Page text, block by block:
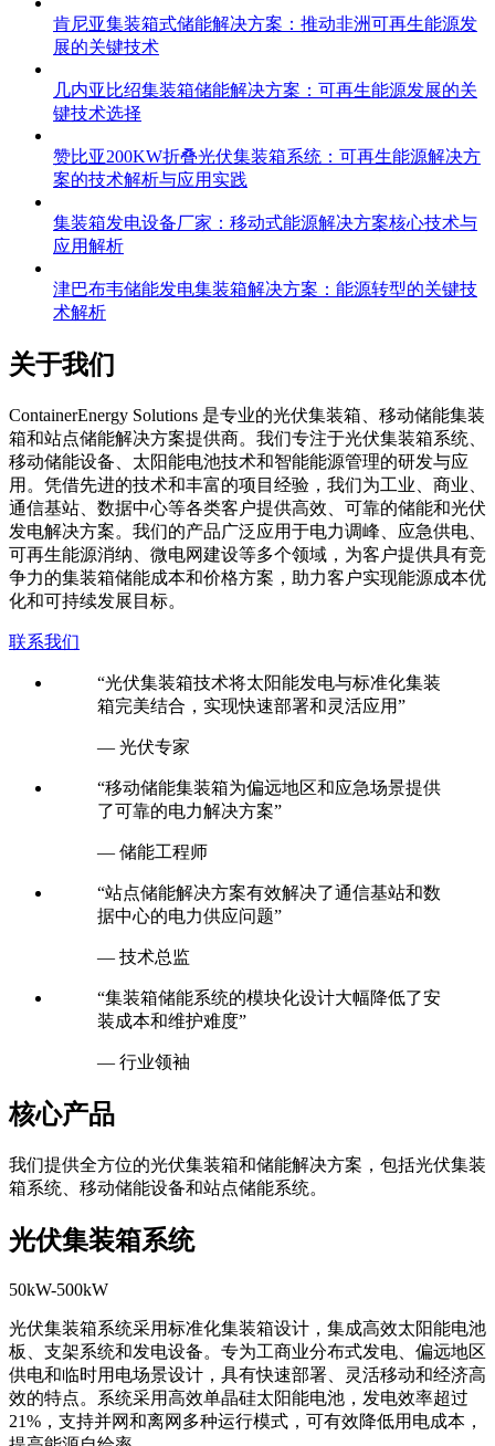
肯尼亚集装箱式储能解决方案：推动非洲可再生能源发
展的关键技术
几内亚比绍集装箱储能解决方案：可再生能源发展的关
键技术选择
赞比亚200KW折叠光伏集装箱系统：可再生能源解决方
案的技术解析与应用实践
集装箱发电设备厂家：移动式能源解决方案核心技术与
应用解析
津巴布韦储能发电集装箱解决方案：能源转型的关键技
术解析
关于我们
ContainerEnergy Solutions 是专业的光伏集装箱、移动储能集装
箱和站点储能解决方案提供商。我们专注于光伏集装箱系统、
移动储能设备、太阳能电池技术和智能能源管理的研发与应
用。凭借先进的技术和丰富的项目经验，我们为工业、商业、
通信基站、数据中心等各类客户提供高效、可靠的储能和光伏
发电解决方案。我们的产品广泛应用于电力调峰、应急供电、
可再生能源消纳、微电网建设等多个领域，为客户提供具有竞
争力的集装箱储能成本和价格方案，助力客户实现能源成本优
化和可持续发展目标。
联系我们
“光伏集装箱技术将太阳能发电与标准化集装
箱完美结合，实现快速部署和灵活应用”
— 光伏专家
“移动储能集装箱为偏远地区和应急场景提供
了可靠的电力解决方案”
— 储能工程师
“站点储能解决方案有效解决了通信基站和数
据中心的电力供应问题”
— 技术总监
“集装箱储能系统的模块化设计大幅降低了安
装成本和维护难度”
— 行业领袖
核心产品
我们提供全方位的光伏集装箱和储能解决方案，包括光伏集装
箱系统、移动储能设备和站点储能系统。
光伏集装箱系统
50kW-500kW
光伏集装箱系统采用标准化集装箱设计，集成高效太阳能电池
板、支架系统和发电设备。专为工商业分布式发电、偏远地区
供电和临时用电场景设计，具有快速部署、灵活移动和经济高
效的特点。系统采用高效单晶硅太阳能电池，发电效率超过
21%，支持并网和离网多种运行模式，可有效降低用电成本，